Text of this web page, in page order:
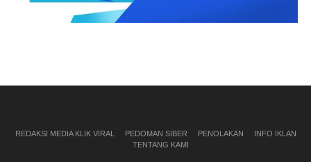
REDAKSI MEDIA KLIK VIRAL PEDOMAN SIBER PENOLAKAN
INFO IKLAN
TENTANG KAMI